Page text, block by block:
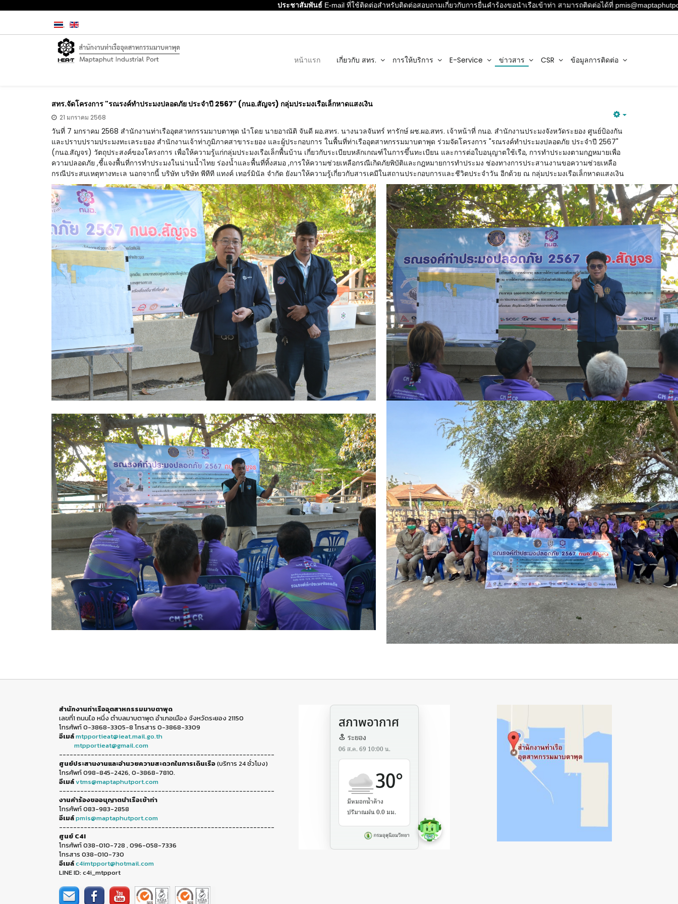
ประชาสัมพันธ์E-mail ที่ใช้ติดต่อสำหรับติดต่อสอบถามเกี่ยวกับการยื่นคำร้องขอนำเรือเข้าท่า สามารถติดต่อได้ที่
หน้าแรก เกี่ยวกับ สทร. การให้บริการ E-Service ข่าวสาร CSR ข้อมูลการติดต่อ
สทร.จัดโครงการ "รณรงค์ทำประมงปลอดภัย ประจำปี 2567" (กนอ.สัญจร) กลุ่มประมงเรือเล็กหาดแสงเงิน
21 มกราคม 2568
วันที่ 7 มกราคม 2568 สำนักงานท่าเรืออุตสาหกรรมมาบตาพุด นำโดย นายอาณัติ จันดี ผอ.สทร. นางนวลจันทร์ ทารักษ์ ผช.ผอ.สทร. เจ้าหน้าที่ กนอ. สำนักงานประมงจังหวัดระยอง ศูนย์ป้องกัน
และปราบปรามประมงทะเลระยอง สำนักงานเจ้าท่าภูมิภาคสาขาระยอง และผู้ประกอบการ ในพื้นที่ท่าเรืออุตสาหกรรมมาบตาพุด ร่วมจัดโครงการ "รณรงค์ทำประมงปลอดภัย ประจำปี 2567"
(กนอ.สัญจร) วัตถุประสงค์ของโครงการ เพื่อให้ความรู้แก่กลุ่มประมงเรือเล็กพื้นบ้าน เกี่ยวกับระเบียบหลักเกณฑ์ในการขึ้นทะเบียน และการต่อใบอนุญาตใช้เรือ, การทำประมงตามกฏหมายเพื่อ
ความปลอดภัย ,ชี้แจงพื้นที่การทำประมงในน่านน้ำไทย ร่องน้ำและพื้นที่ทิ้งสมอ ,การให้ความช่วยเหลือกรณีเกิดภัยพิบัติและกฎหมายการทำประมง ช่องทางการประสานงานขอความช่วยเหลือ
กรณีประสบเหตุทางทะเล นอกจากนี้ บริษัท บริษัท พีทีที แทงค์ เทอร์มินัล จำกัด ยังมาให้ความรู้เกี่ยวกับสารเคมีในสถานประกอบการและชีวิตประจำวัน อีกด้วย ณ กลุ่มประมงเรือเล็กหาดแสงเงิน
สำนักงานท่าเรืออุตสาหกรรมมาบตาพุด
เลขที่1 ถนนไอ หนึ่ง ตำบลมาบตาพุด อำเภอเมือง จังหวัดระยอง 21150
โทรศัพท์ 0-3868-3305-8 โทรสาร 0-3868-3309
อีเมล์mtpportieat@ieat.mail.go.th
mtpportieat@gmail.com
-------------------------------------------------------------
ศูนย์ประสานงานและอำนวยความสะดวกในการเดินเรือ(บริการ 24 ชั่วโมง)
โทรศัพท์ 098-845-2426, 0-3868-7810.
อีเมล์vtms@maptaphutport.com
-------------------------------------------------------------
งานคำร้องขออนุญาตนำเรือเข้าท่า
โทรศัพท์ 083-983-2858
อีเมล์pmis@maptaphutport.com
-------------------------------------------------------------
ศูนย์ C4I
โทรศัพท์ 038-010-728 , 096-058-7336
โทรสาร 038-010-730
อีเมล์c4imtpport@hotmail.com
LINE ID: c4i_mtpport